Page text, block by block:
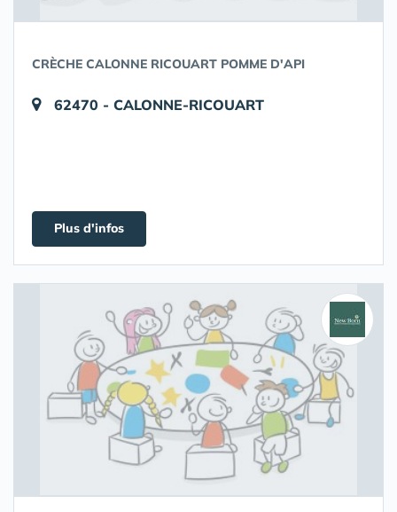
CRÈCHE CALONNE RICOUART POMME D'API
62470 - CALONNE-RICOUART
Plus d'infos